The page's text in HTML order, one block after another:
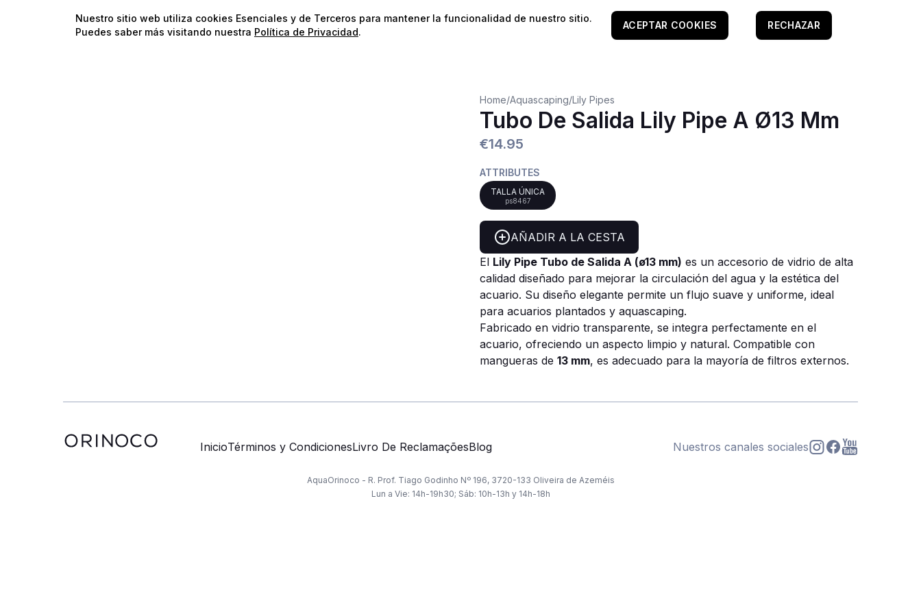
⭐️¡Envíos gratis para pedidos superiores a 60€!*⭐️
Home/Aquascaping/Lily Pipes
Tubo De Salida Lily Pipe A Ø13 Mm
€14.95
ATTRIBUTES
TALLA ÚNICA
ps8467
AÑADIR A LA CESTA
El Lily Pipe Tubo de Salida A (ø13 mm) es un accesorio de vidrio de alta
calidad diseñado para mejorar la circulación del agua y la estética del
acuario. Su diseño elegante permite un flujo suave y uniforme, ideal
para acuarios plantados y aquascaping.
Fabricado en vidrio transparente, se integra perfectamente en el
acuario, ofreciendo un aspecto limpio y natural. Compatible con
mangueras de 13 mm, es adecuado para la mayoría de filtros externos.
InicioTérminos y CondicionesLivro De ReclamaçõesBlog Nuestros canales sociales
AquaOrinoco - R. Prof. Tiago Godinho Nº 196, 3720-133 Oliveira de Azeméis
Lun a Vie: 14h-19h30; Sáb: 10h-13h y 14h-18h
Nuestro sitio web utiliza cookies Esenciales y de Terceros para mantener la funcionalidad de nuestro sitio.
Puedes saber más visitando nuestra Política de Privacidad.
ACEPTAR COOKIES RECHAZAR